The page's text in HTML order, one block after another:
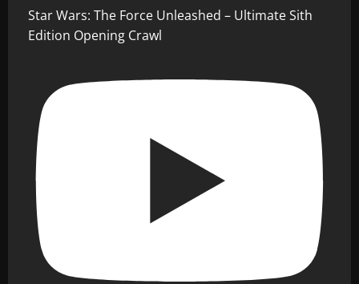
Star Wars: The Force Unleashed – Ultimate Sith
Edition Opening Crawl